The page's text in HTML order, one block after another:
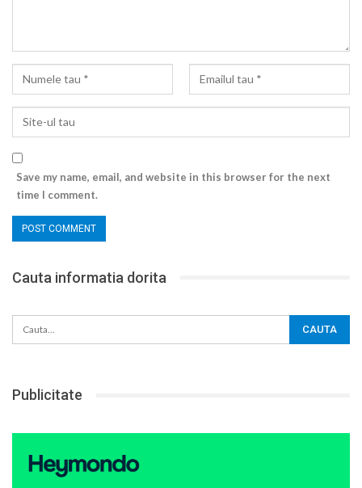
Save my name, email, and website in this browser for the next
time I comment.
Cauta informatia dorita
Publicitate